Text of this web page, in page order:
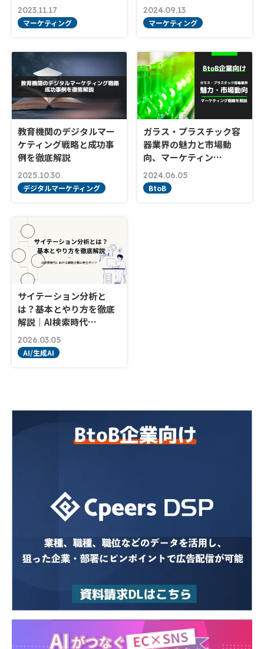
2023.11.17
マーケティング
2024.09.13
マーケティング
教育機関のデジタルマー
ケティング戦略と成功事
例を徹底解説
2025.10.30
デジタルマーケティング
ガラス・プラスチック容
器業界の魅力と市場動
向、マーケティン…
2024.06.05
BtoB
サイテーション分析と
は？基本とやり方を徹底
解説｜AI検索時代…
2026.03.05
AI/生成AI